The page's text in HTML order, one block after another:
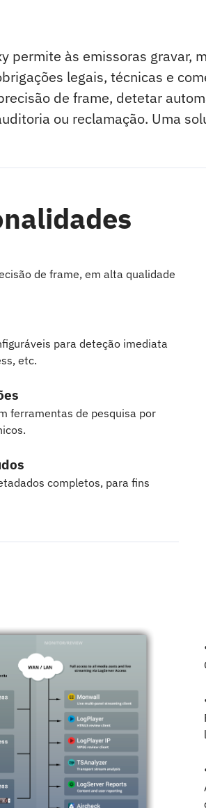
permite às emissoras
legais, técnicas e
de frame, detetar
ou reclamação. Uma
de frame, em alta qualidade
para deteção imediata
etc.
ferramentas de pesquisa por
completos, para fins